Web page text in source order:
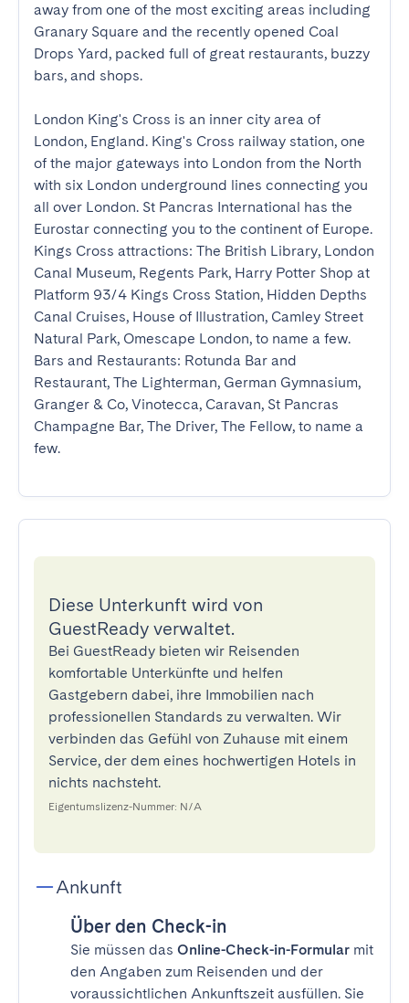
away from one of the most exciting areas including
Granary Square and the recently opened Coal
Drops Yard, packed full of great restaurants, buzzy
bars, and shops.
London King's Cross is an inner city area of
London, England. King's Cross railway station, one
of the major gateways into London from the North
with six London underground lines connecting you
all over London. St Pancras International has the
Eurostar connecting you to the continent of Europe.
Kings Cross attractions: The British Library, London
Canal Museum, Regents Park, Harry Potter Shop at
Platform 93/4 Kings Cross Station, Hidden Depths
Canal Cruises, House of Illustration, Camley Street
Natural Park, Omescape London, to name a few.
Bars and Restaurants: Rotunda Bar and
Restaurant, The Lighterman, German Gymnasium,
Granger & Co, Vinotecca, Caravan, St Pancras
Champagne Bar, The Driver, The Fellow, to name a
few.
Diese Unterkunft wird von
GuestReady verwaltet.
Bei GuestReady bieten wir Reisenden
komfortable Unterkünfte und helfen
Gastgebern dabei, ihre Immobilien nach
professionellen Standards zu verwalten. Wir
verbinden das Gefühl von Zuhause mit einem
Service, der dem eines hochwertigen Hotels in
nichts nachsteht.
Eigentumslizenz-Nummer: N/A
Ankunft
Über den Check-in
Sie müssen das Online-Check-in-Formular mit
den Angaben zum Reisenden und der
voraussichtlichen Ankunftszeit ausfüllen. Sie